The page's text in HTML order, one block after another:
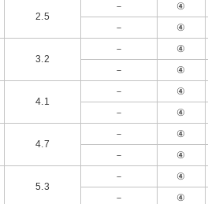
2.5
－ ④
－ ④
3.2
－ ④
－ ④
4.1
－ ④
－ ④
4.7
－ ④
－ ④
5.3
－ ④
－ ④